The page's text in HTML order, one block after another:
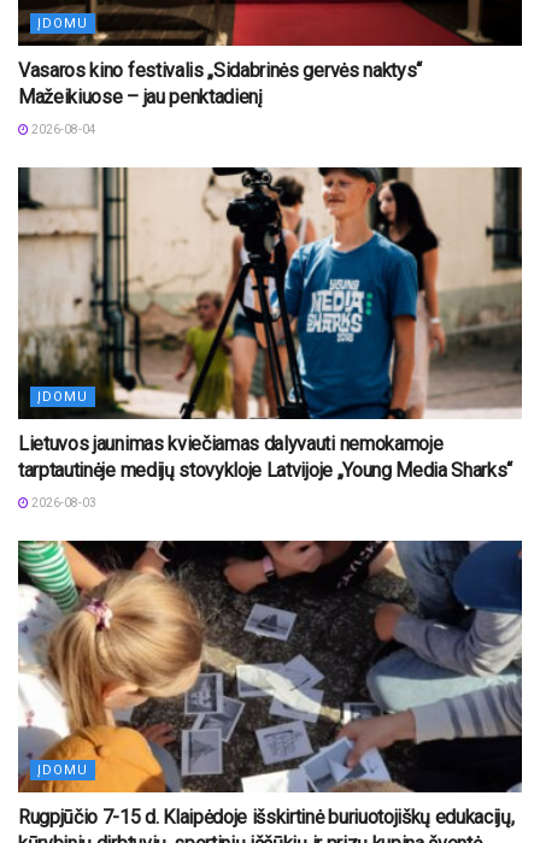
ĮDOMU
Vasaros kino festivalis „Sidabrinės gervės naktys“
Mažeikiuose – jau penktadienį
2026-08-04
ĮDOMU
Lietuvos jaunimas kviečiamas dalyvauti nemokamoje
tarptautinėje medijų stovykloje Latvijoje „Young Media Sharks“
2026-08-03
ĮDOMU
Rugpjūčio 7-15 d. Klaipėdoje išskirtinė buriuotojiškų edukacijų,